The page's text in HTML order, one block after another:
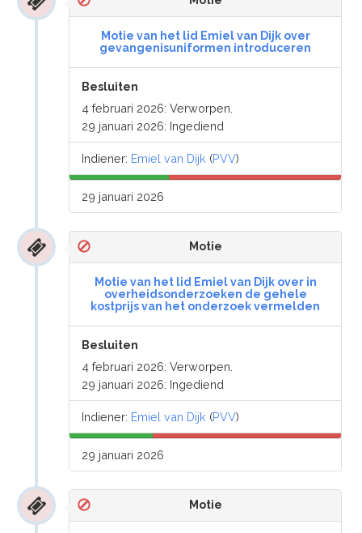
Motie van het lid Emiel van Dijk over
gevangenisuniformen introduceren
Besluiten
4 februari 2026: Verworpen.
29 januari 2026: Ingediend
Indiener: Emiel van Dijk (PVV)
29 januari 2026
Motie
Motie van het lid Emiel van Dijk over in
overheidsonderzoeken de gehele
kostprijs van het onderzoek vermelden
Besluiten
4 februari 2026: Verworpen.
29 januari 2026: Ingediend
Indiener: Emiel van Dijk (PVV)
29 januari 2026
Motie